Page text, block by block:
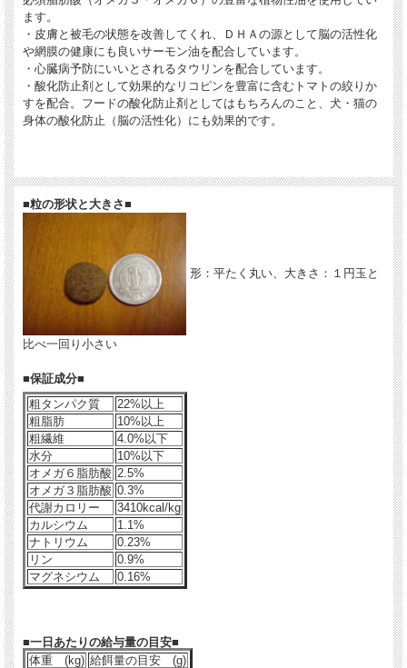
ます。
・皮膚と被毛の状態を改善してくれ、ＤＨＡの源として脳の活性化
や網膜の健康にも良いサーモン油を配合しています。
・心臓病予防にいいとされるタウリンを配合しています。
・酸化防止剤として効果的なリコピンを豊富に含むトマトの絞りか
すを配合。フードの酸化防止剤としてはもちろんのこと、犬・猫の
身体の酸化防止（脳の活性化）にも効果的です。
■粒の形状と大きさ■
形：平たく丸い、大きさ：１円玉と
比べ一回り小さい
■保証成分■
粗タンパク質
22%以上
粗脂肪
10%以上
粗繊維
4.0%以下
水分
10%以下
オメガ６脂肪酸 2.5%
オメガ３脂肪酸 0.3%
代謝カロリー
3410kcal/kg
カルシウム
1.1%
ナトリウム
0.23%
リン
0.9%
マグネシウム
0.16%
■一日あたりの給与量の目安■
体重 (kg) 給餌量の目安 (g)